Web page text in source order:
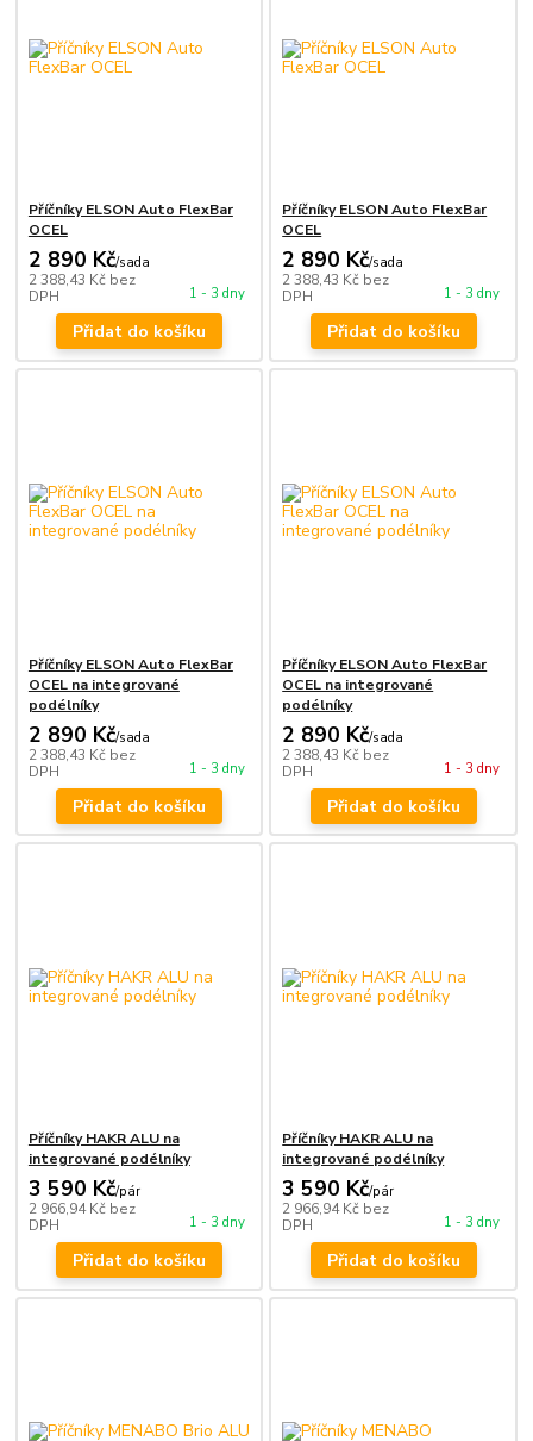
Příčníky ELSON Auto FlexBar
OCEL
2 890 Kč/sada
2 388,43 Kč bez
DPH
1 - 3 dny
Přidat do košíku
Příčníky ELSON Auto FlexBar
OCEL
2 890 Kč/sada
2 388,43 Kč bez
DPH
1 - 3 dny
Přidat do košíku
Příčníky ELSON Auto FlexBar
OCEL na integrované
podélníky
2 890 Kč/sada
2 388,43 Kč bez
DPH
1 - 3 dny
Přidat do košíku
Příčníky ELSON Auto FlexBar
OCEL na integrované
podélníky
2 890 Kč/sada
2 388,43 Kč bez
DPH
1 - 3 dny
Přidat do košíku
Příčníky HAKR ALU na
integrované podélníky
3 590 Kč/pár
2 966,94 Kč bez
DPH
1 - 3 dny
Přidat do košíku
Příčníky HAKR ALU na
integrované podélníky
3 590 Kč/pár
2 966,94 Kč bez
DPH
1 - 3 dny
Přidat do košíku